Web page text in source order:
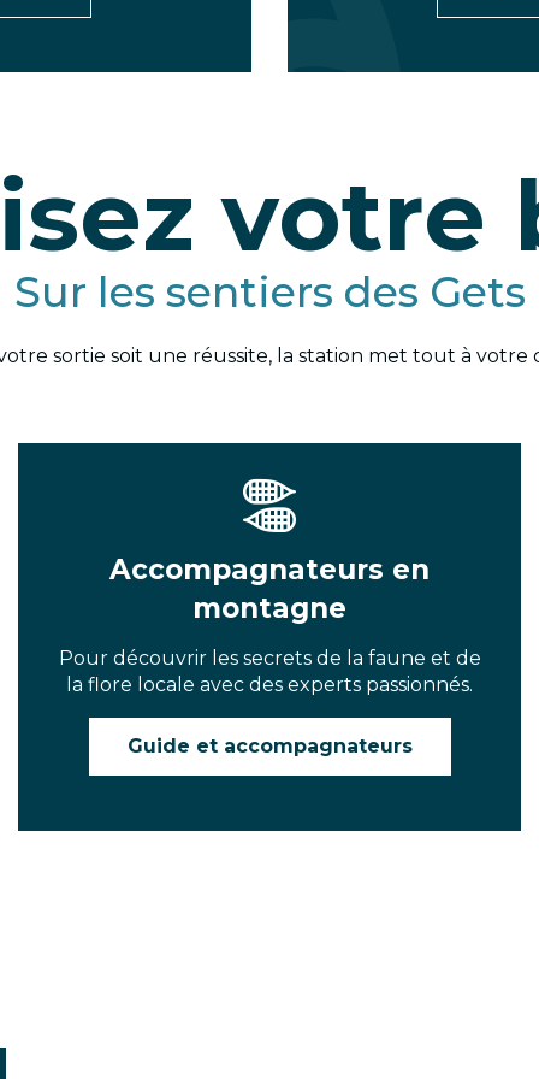
votre
Sur les sentiers des Gets
sortie soit une réussite, la station met tout à votre
Accompagnateurs en
montagne
Pour découvrir les secrets de la faune et de
la flore locale avec des experts passionnés.
Guide et accompagnateurs